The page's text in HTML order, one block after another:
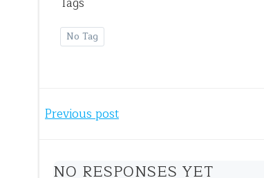
No Tag
Post
navigation
Previous post
NO RESPONSES YET